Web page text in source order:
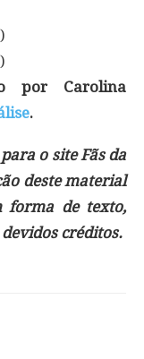
)
por Carolina
.
o site Fãs da
deste material
forma de texto,
créditos.